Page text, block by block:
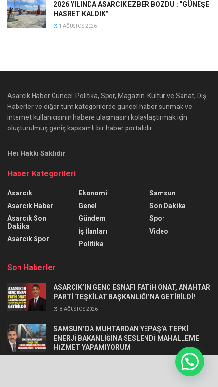
2026 YILINDA ASARCIK EZBER BOZDU : ”GÜNEŞE
HASRET KALDIK”
1 AĞUSTOS 2026
Asarcık Haber Güncel, Politika, Spor, Magazin, Kültür ve Sanat, Dış
Haberler ve diğer tüm kategorilerde güncel haber sunmak ve
internet kullanıcısının habere ulaşmasını kolaylaştırmak için
oluşturulmuş geniş kapsamlı bir haber portalıdır.
Her Hakkı Saklıdır
Haber Kategorileri
Asarcık
Asarcık Haber
Asarcık Son
Dakika
Asarcık Spor
Ekonomi
Genel
Gündem
İş İlanları
Politika
Samsun
Son Dakika
Spor
Video
Son Haberler
ASARCIK’IN GENÇ ESNAFI FATİH ONAT, ANAHTAR
PARTİ TEŞKİLAT BAŞKANLIĞI’NA GETİRİLDİ!
8 AĞUSTOS 2026
SAMSUN’DA MUHTARDAN YEPAŞ’A TEPKİ
ENERJİ BAKANLIĞINA SESLENDİ MAHALLEME
HİZMET YAPAMIYORUM